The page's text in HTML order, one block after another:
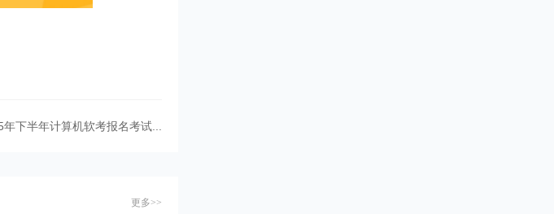
下半年计算机软考报名考试...
更多>>